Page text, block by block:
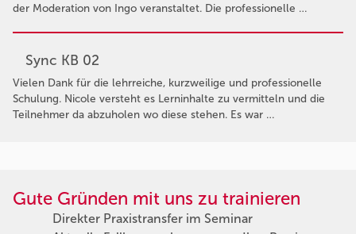
der Moderation von Ingo veranstaltet. Die professionelle …
Sync KB 02
Vielen Dank für die lehrreiche, kurzweilige und professionelle
Schulung. Nicole versteht es Lerninhalte zu vermitteln und die
Teilnehmer da abzuholen wo diese stehen. Es war …
Gute Gründen mit uns zu trainieren
Direkter Praxistransfer im Seminar